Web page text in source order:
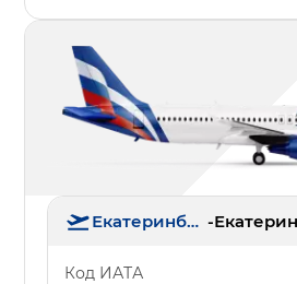
Екатеринбург -
Код ИАТА